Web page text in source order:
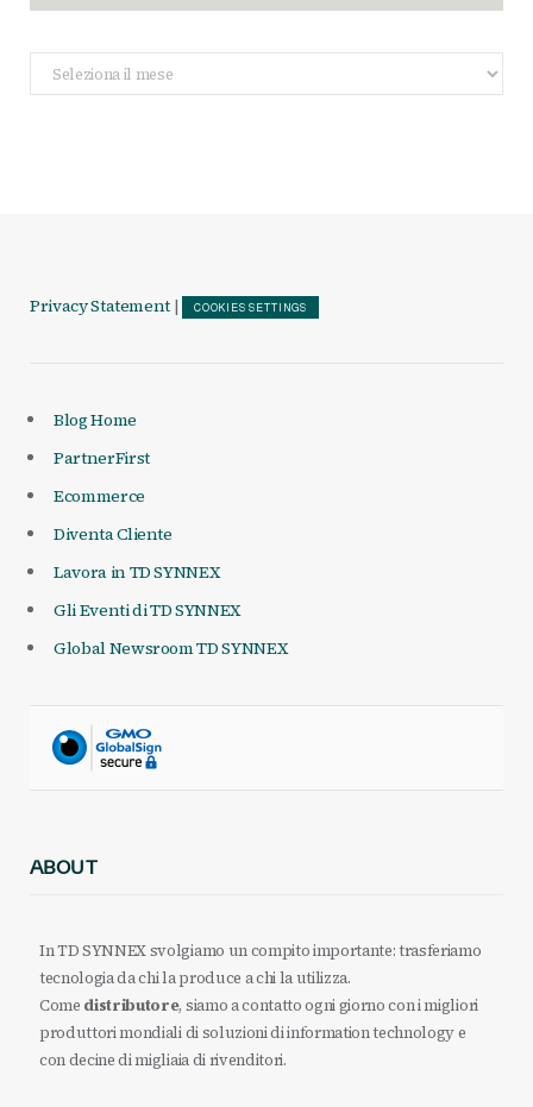
Archivio
Articoli
Privacy Statement | COOKIES SETTINGS
Blog Home
PartnerFirst
Ecommerce
Diventa Cliente
Lavora in TD SYNNEX
Gli Eventi di TD SYNNEX
Global Newsroom TD SYNNEX
ABOUT
In TD SYNNEX svolgiamo un compito importante: trasferiamo
tecnologia da chi la produce a chi la utilizza.
Come distributore, siamo a contatto ogni giorno con i migliori
produttori mondiali di soluzioni di information technology e
con decine di migliaia di rivenditori.